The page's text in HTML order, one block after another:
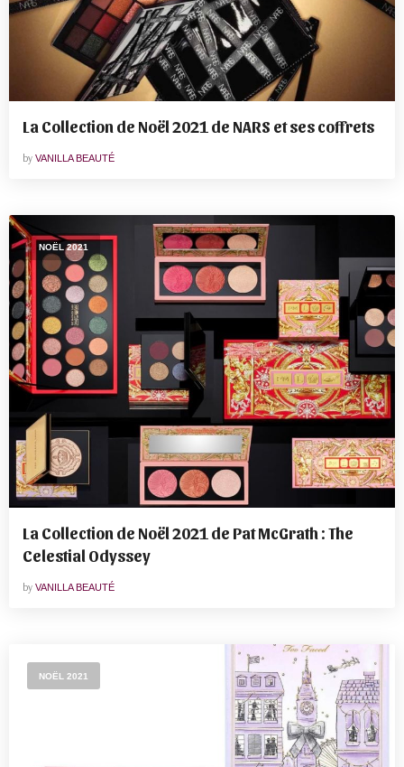
La Collection de Noël 2021 de NARS et ses coffrets
by VANILLA BEAUTÉ
NOËL 2021
La Collection de Noël 2021 de Pat McGrath : The
Celestial Odyssey
by VANILLA BEAUTÉ
NOËL 2021